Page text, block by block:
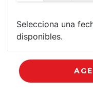
Selecciona una
disponibles.